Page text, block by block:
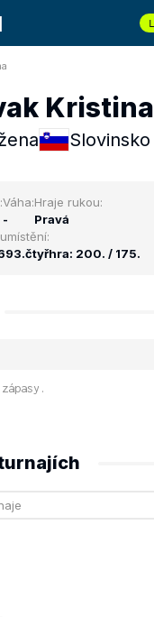
Kristina
Slovinsko
Váha:
-
Hraje rukou:
Pravá
čtyřhra: 200. / 175.